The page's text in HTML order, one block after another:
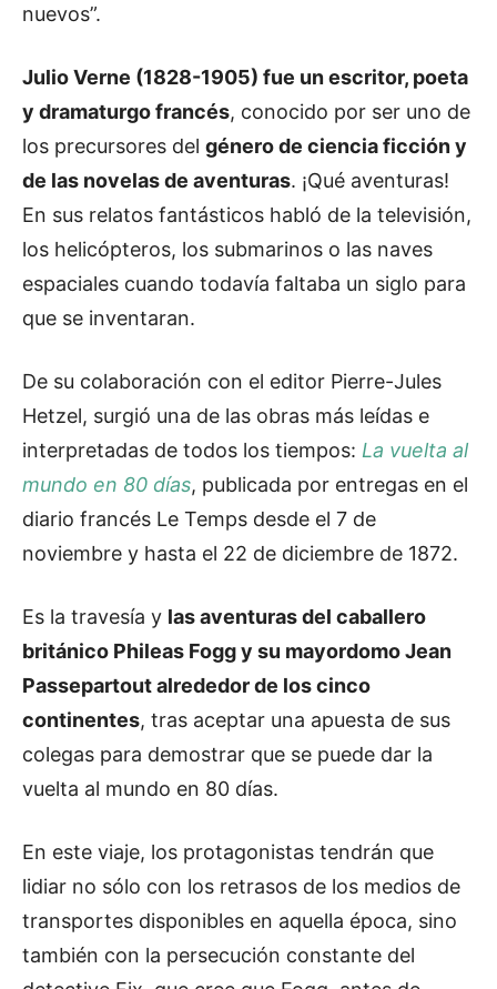
nuevos”.
Julio Verne (1828-1905) fue un escritor, poeta
y dramaturgo francés, conocido por ser uno de
los precursores del género de ciencia ficción y
de las novelas de aventuras. ¡Qué aventuras!
En sus relatos fantásticos habló de la televisión,
los helicópteros, los submarinos o las naves
espaciales cuando todavía faltaba un siglo para
que se inventaran.
De su colaboración con el editor Pierre-Jules
Hetzel, surgió una de las obras más leídas e
interpretadas de todos los tiempos: La vuelta al
mundo en 80 días, publicada por entregas en el
diario francés Le Temps desde el 7 de
noviembre y hasta el 22 de diciembre de 1872.
Es la travesía y las aventuras del caballero
británico Phileas Fogg y su mayordomo Jean
Passepartout alrededor de los cinco
continentes, tras aceptar una apuesta de sus
colegas para demostrar que se puede dar la
vuelta al mundo en 80 días.
En este viaje, los protagonistas tendrán que
lidiar no sólo con los retrasos de los medios de
transportes disponibles en aquella época, sino
también con la persecución constante del